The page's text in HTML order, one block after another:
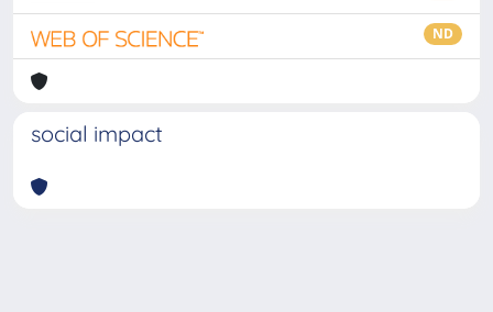
ND
social impact